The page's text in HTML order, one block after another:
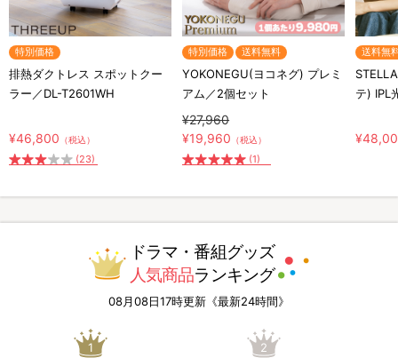
特別価格
排熱ダクトレス スポットクー
ラー／DL-T2601WH
¥46,800 （税込）
(23)
特別価格 送料無料
YOKONEGU(ヨコネグ) プレミ
アム／2個セット
¥27,960
¥19,960 （税込）
(1)
送料無
テ) IPL
ドラマ・番組グッズ
人気商品ランキング
08月08日17時更新《最新24時間》
1 2